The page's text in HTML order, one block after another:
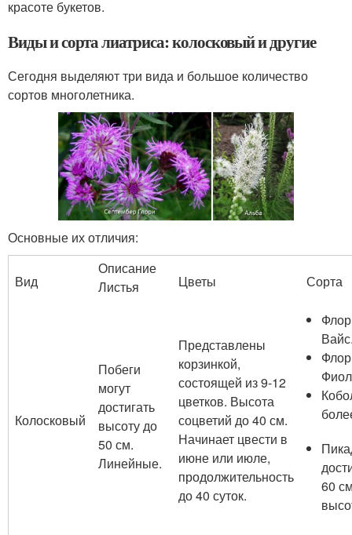
красоте букетов.
Виды и сорта лиатриса: колосковый и другие
Сегодня выделяют три вида и большое количество
сортов многолетника.
Основные их отличия:
Вид
Описание
Листья
Цветы Сорта
Колосковый
Побеги
могут
достигать
высоту до
50 см.
Линейные.
Представлены
корзинкой,
состоящей из 9-12
цветков. Высота
соцветий до 40 см.
Начинает цвести в
июне или июле,
продолжительность
до 40 суток.
60